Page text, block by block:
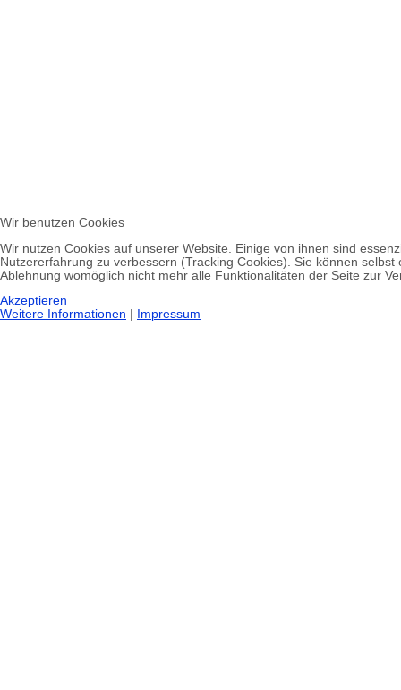
Wir benutzen Cookies
Wir nutzen Cookies auf unserer Website. Einige von ihnen sind
Nutzererfahrung zu verbessern (Tracking Cookies). Sie können
Ablehnung womöglich nicht mehr alle Funktionalitäten der Seite zur
Akzeptieren
Weitere Informationen
Impressum